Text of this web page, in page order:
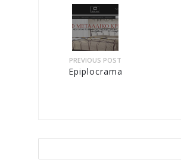
PREVIOUS POST
Epiplocrama.gr